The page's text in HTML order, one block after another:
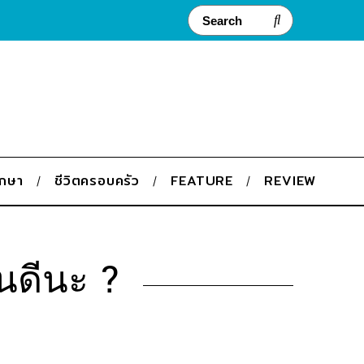
ษา ชีวิตครอบครัว FEATURE REVIEW
ดีนะ ?